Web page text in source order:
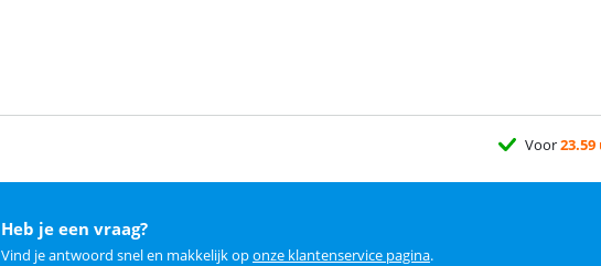
Voor
Heb je een vraag?
Vind je antwoord snel en makkelijk oponze klantenservice pagina.